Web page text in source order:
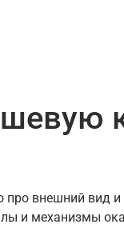
внешний вид
и механизмы